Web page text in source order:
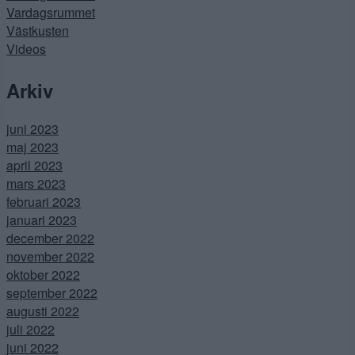
Vardagsrummet
Västkusten
Videos
Arkiv
juni 2023
maj 2023
april 2023
mars 2023
februari 2023
januari 2023
december 2022
november 2022
oktober 2022
september 2022
augusti 2022
juli 2022
juni 2022